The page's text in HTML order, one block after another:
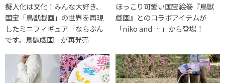
擬人化は文化！みんな大好き、
国宝「鳥獣戯画」の世界を再現
したミニフィギュア「ならぶん
です。鳥獣戯画」が再発売
ほっこり可愛い国宝絵巻『鳥獣
戯画』とのコラボアイテムが
「niko and …」から登場！